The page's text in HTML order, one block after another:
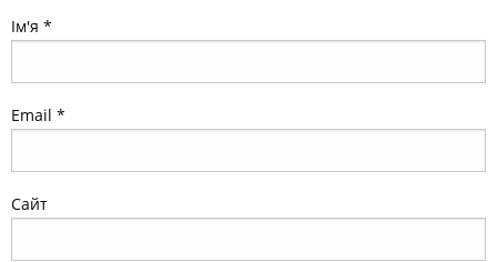
Ім'я *
Email *
Сайт